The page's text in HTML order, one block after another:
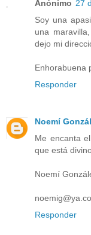
Anónimo 27
Soy una
una
dejo mi
Enhorabuena
Responder
Noemí
Me encanta
que está
Noemí
Responder